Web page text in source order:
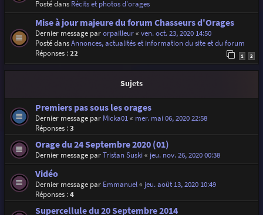
Posté dans Récits et photos d'orages
Mise à jour majeure du forum Chasseurs d'Orages
Dernier message parorpailleur« ven. oct. 23, 2020 14:50
Posté dansAnnonces, actualités et information du site et du forum
Réponses :22 1 2
Sujets
Premiers pas sous les orages
Dernier message par Micka01« mer. mai 06, 2020 22:58
Réponses :3
Orage du 24 Septembre 2020 (01)
Dernier message parTristan Suski« jeu. nov. 26, 2020 00:38
Vidéo
Dernier message par Emmanuel« jeu. août 13, 2020 10:49
Réponses :4
Supercellule du 20 Septembre 2014